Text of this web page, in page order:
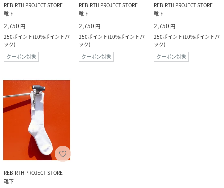
REBIRTH PROJECT STORE
靴下
2,750 円
250ポイント(10%ポイントバ
ック)
クーポン対象
REBIRTH PROJECT STORE
靴下
2,750 円
250ポイント(10%ポイントバ
ック)
クーポン対象
REBIRTH PROJECT STORE
靴下
2,750 円
250ポイント(10%ポイントバ
ック)
クーポン対象
REBIRTH PROJECT STORE
靴下